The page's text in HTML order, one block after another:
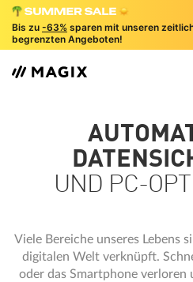
Bis zu -63% sparen mit unseren
begrenzten Angeboten!
UND PC-
Viele Bereiche unseres Lebens
digitalen Welt verknüpft.
oder das Smartphone